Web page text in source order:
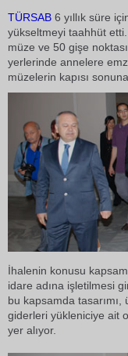
TÜRSAB 6 yıllık süre
yükseltmeyi taahhüt etti.
müze ve 50 gişe
yerlerinde annelere
müzelerin kapısı
İhalenin konusu
idare adına işletilmesi
bu kapsamda tasarımı,
giderleri yükleniciye ait
yer alıyor.